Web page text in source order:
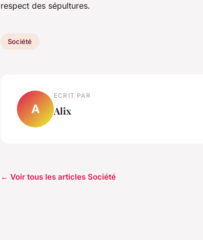
respect des sépultures.
Société
A
ECRIT PAR
Alix
← Voir tous les articles Société